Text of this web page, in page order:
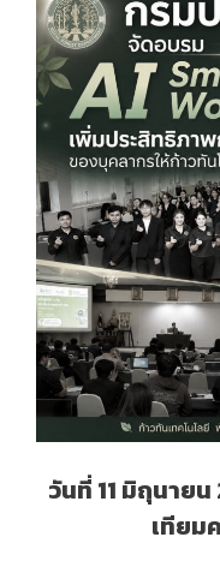
วันที่ 11 มิถุนาย
เทียม